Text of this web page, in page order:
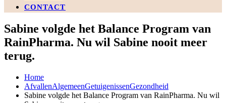
CONTACT
Sabine volgde het Balance Program van
RainPharma. Nu wil Sabine nooit meer
terug.
Home
AfvallenAlgemeenGetuigenissenGezondheid
Sabine volgde het Balance Program van RainPharma. Nu wil